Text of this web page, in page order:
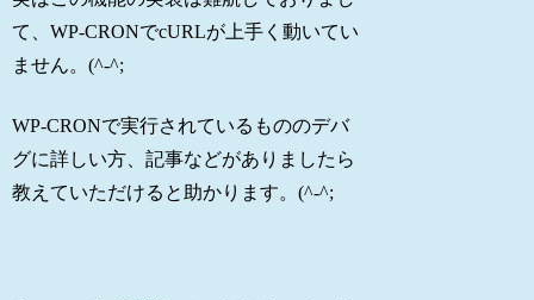
て、WP-CRONでcURLが上手く動いてい
ません。(^-^;
WP-CRONで実行されているもののデバ
グに詳しい方、記事などがありましたら
教えていただけると助かります。(^-^;